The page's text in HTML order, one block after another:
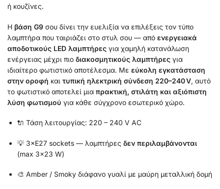
ή κουζίνες.
Η βάση G9 σου δίνει την ευελιξία να επιλέξεις τον τύπο
λαμπτήρα που ταιριάζει στο στυλ σου — από ενεργειακά
αποδοτικούς LED λαμπτήρες για χαμηλή κατανάλωση
ενέργειας μέχρι πιο διακοσμητικούς λαμπτήρες για
ιδιαίτερο φωτιστικό αποτέλεσμα. Με εύκολη εγκατάσταση
στην οροφή και τυπική ηλεκτρική σύνδεση 220–240 V, αυτό
το φωτιστικό αποτελεί μια πρακτική, στιλάτη και αξιόπιστη
λύση φωτισμού για κάθε σύγχρονο εσωτερικό χώρο.
🔌 Τάση λειτουργίας: 220 – 240 V AC
💡 3×E27 sockets — λαμπτήρες δεν περιλαμβάνονται
(max 3×23 W)
🎨 Amber / Smoky διάφανο γυαλί με μαύρη μεταλλική δομή